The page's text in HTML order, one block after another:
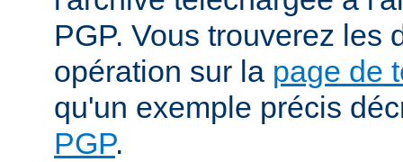
PGP. Vous trouverez les
opération sur la page de
qu'un exemple précis
PGP.